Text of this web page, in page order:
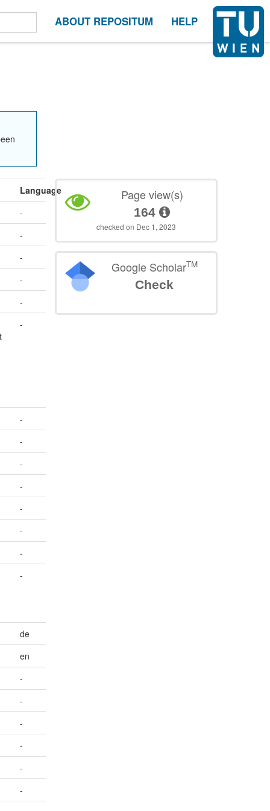
ABOUT REPOSITUM HELP
Language
-
-
-
-
-
-
-
-
-
-
-
-
-
-
de
en
-
-
-
-
-
-
Page view(s)
164
checked on Dec 1, 2023
Google ScholarTM
Check